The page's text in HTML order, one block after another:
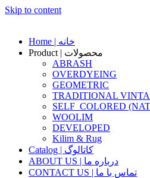
Skip to content
Home | خانه
Product | محصولات
ABRASH
OVERDYEING
GEOMETRIC
TRADITIONAL
SELF_COLORED
WOOLIM
DEVELOPED
Kilim & Rug
Catalog | کاتالوگ
ABOUT US | درباره ما
CONTACT US | تماس با ما